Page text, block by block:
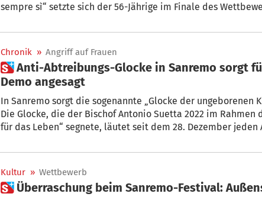
sempre sì“ setzte sich der 56-Jährige im Finale des
Chronik » Angriff auf Frauen
 Anti-Abtreibungs-Glocke in Sanremo sorgt für heftige Kritik –
Demo angesagt
In Sanremo sorgt die sogenannte „Glocke der ungeborenen
Die Glocke, die der Bischof Antonio Suetta 2022 im Rahmen
für das Leben“ segnete, läutet seit dem 28. Dezember jeden
ein „täglicher Aufruf zum Gewissen, zum Gebet, zur
steht die Inschrift: „Allen ungeborenen Kindern gewidmet“.
Kultur » Wettbewerb
 Überraschung beim Sanremo-Festival: